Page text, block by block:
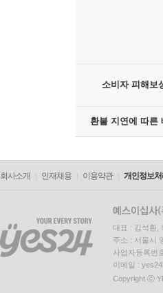
소비자 피해보
환불 지연에 따른
회사소개 인재채용 이용약관 개인정보처
대표 : 김석환,
주소 : 서울시
사업자등록번
이메일 :
Copyright ⓒ